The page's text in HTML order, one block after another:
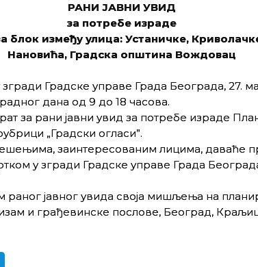
РАНИ ЈАВНИ УВИД
за потребе израде
блок између улица: Устаничке,
Нановића, Градска општина Вождовац
Градске управе Града Београда, 27.
радног дана од 9 до 18 часова.
за рани јавни увид за потребе израде
„Градски огласи”.
заинтересованим лицима, даваће
у згради Градске управе Града
раног јавног увида своја мишљења на
и грађевинске послове, Београд,